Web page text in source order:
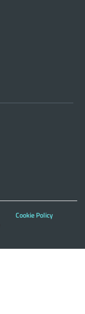
Cookie Policy